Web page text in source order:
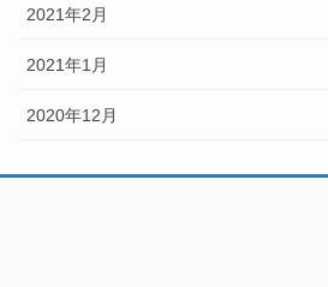
2021年2月
2021年1月
2020年12月